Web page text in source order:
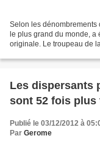
Selon les dénombrements
le plus grand du monde,
originale. Le troupeau de
Les dispersants
sont 52 fois plus
Publié le 03/12/2012 à
Par Gerome